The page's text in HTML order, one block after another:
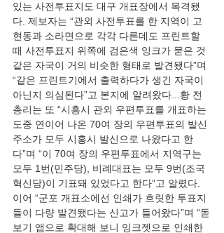
있는 사전투표지도 대구 개표장에서 목격됐
다. 제보자는 “관외 사전투표를 한 지역이 고
현동과 소라면으로 각각 다른데도 프린트할
때 사전투표지 위쪽에 검은색 잉크가 묻은 것
같은 자국이 거의 비슷한 형태로 발견됐다”며
“같은 프린트기에서 출력하다가 생긴 자국이
아닌지 의심된다”고 본지에 알려왔다...황 전
총리는 또 “시흥시 관외 우편투표를 개표하는
도중 연이어 나온 70여 장의 우편투표의 발신
주소가 모두 시흥시 발신으로 나왔다고 한
다”며 “이 70여 장의 우편투표에서 지역구는
모두 1번(민주당), 비례대표는 모두 9번(조국
혁신당)이 기표돼 있었다고 한다”고 알렸다.
이어 “군포 개표소에선 인쇄가 흐릿한 투표지
들이 다량 발견됐다는 신고가 들어왔다”며 “돋
보기 앱으로 확대해 보니 잉크젯으로 인쇄한